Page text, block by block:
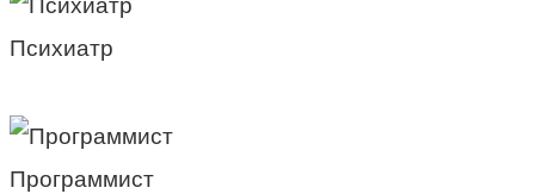
Психиатр
Программист